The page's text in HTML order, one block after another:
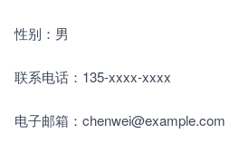
性别：男
联系电话：135-xxxx-xxxx
电子邮箱：chenwei@example.com